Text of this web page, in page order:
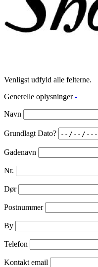
Venligst udfyld alle felterne.
Generelle oplysninger -
Navn
Grundlagt Dato?
Gadenavn
Nr.
Dør
Postnummer
By
Telefon
Kontakt email